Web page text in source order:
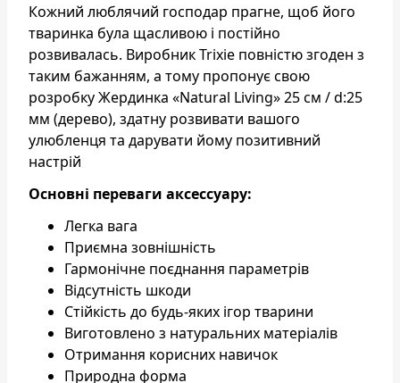
Кожний люблячий господар прагне, щоб його
тваринка була щасливою і постійно
розвивалась. Виробник Trixie повністю згоден з
таким бажанням, а тому пропонує свою
розробку Жердинка «Natural Living» 25 см / d:25
мм (дерево), здатну розвивати вашого
улюбленця та дарувати йому позитивний
настрій
Основні переваги аксессуару:
Легка вага
Приємна зовнішність
Гармонічне поєднання параметрів
Відсутність шкоди
Стійкість до будь-яких ігор тварини
Виготовлено з натуральних матеріалів
Отримання корисних навичок
Природна форма